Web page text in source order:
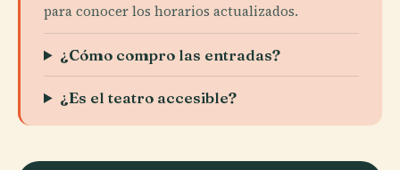
para conocer los horarios actualizados.
¿Cómo compro las entradas?
¿Es el teatro accesible?